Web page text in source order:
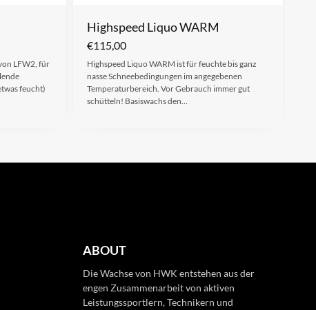
LFW2, für
feucht)
Highspeed Liquo WARM
€115,00
Highspeed Liquo WARM ist für feuchte bis ganz
nasse Schneebedingungen im angegebenen
Temperaturbereich. Vor Gebrauch immer gut
schütteln! Basiswachs den…
ABOUT
Die Wachse von HWK entstehen aus der
engen Zusammenarbeit von aktiven
Leistungssportlern, Technikern und